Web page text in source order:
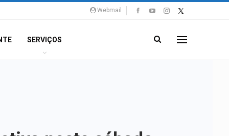
Webmail
SERVIÇOS